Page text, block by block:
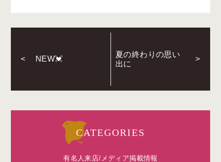
< NEW💓
夏の終わりの思い
出に
>
CATEGORIES
有名人来店/メディア掲載情報